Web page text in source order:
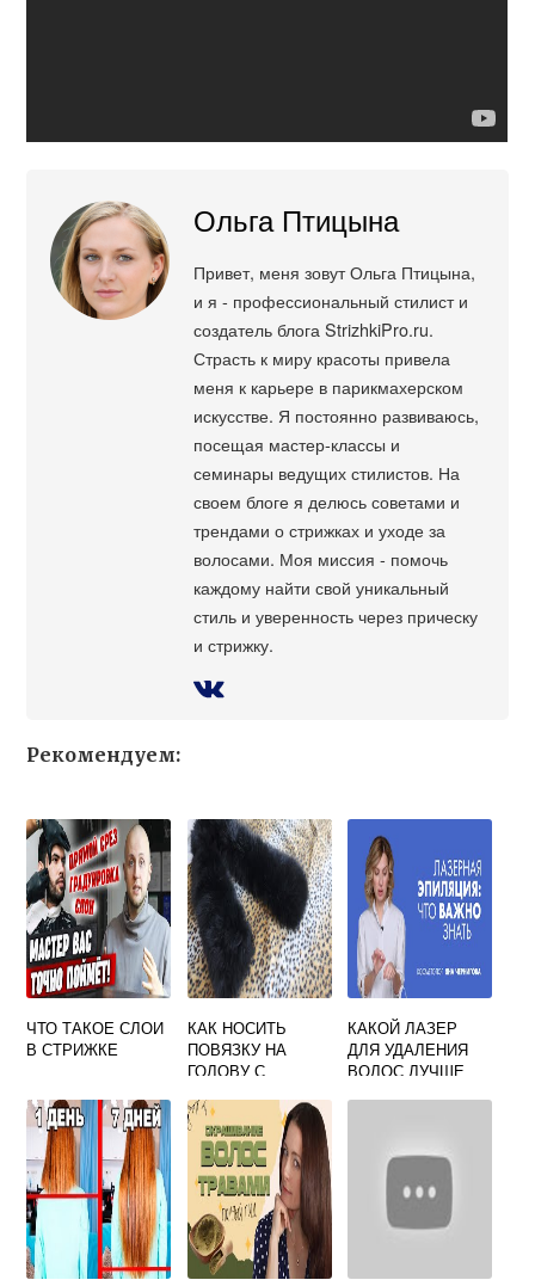
Ольга Птицына
Привет, меня зовут Ольга Птицына,
и я - профессиональный стилист и
создатель блога StrizhkiPro.ru.
Страсть к миру красоты привела
меня к карьере в парикмахерском
искусстве. Я постоянно развиваюсь,
посещая мастер-классы и
семинары ведущих стилистов. На
своем блоге я делюсь советами и
трендами о стрижках и уходе за
волосами. Моя миссия - помочь
каждому найти свой уникальный
стиль и уверенность через прическу
и стрижку.
Рекомендуем:
ЧТО ТАКОЕ СЛОИ
В СТРИЖКЕ
КАК НОСИТЬ
ПОВЯЗКУ НА
ГОЛОВУ С
ВОЛОСАМИ
КАКОЙ ЛАЗЕР
ДЛЯ УДАЛЕНИЯ
ВОЛОС ЛУЧШЕ